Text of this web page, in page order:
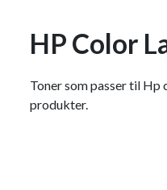
HP Color
Toner som passer til
produkter.